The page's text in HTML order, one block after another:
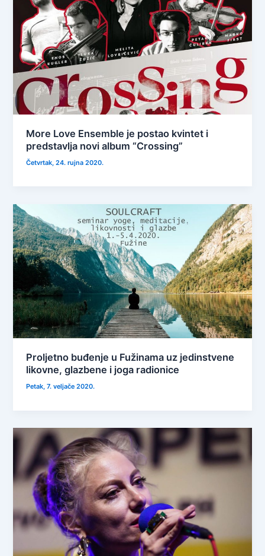
More Love Ensemble je postao kvintet i
predstavlja novi album “Crossing”
Četvrtak, 24. rujna 2020.
Proljetno buđenje u Fužinama uz jedinstvene
likovne, glazbene i joga radionice
Petak, 7. veljače 2020.